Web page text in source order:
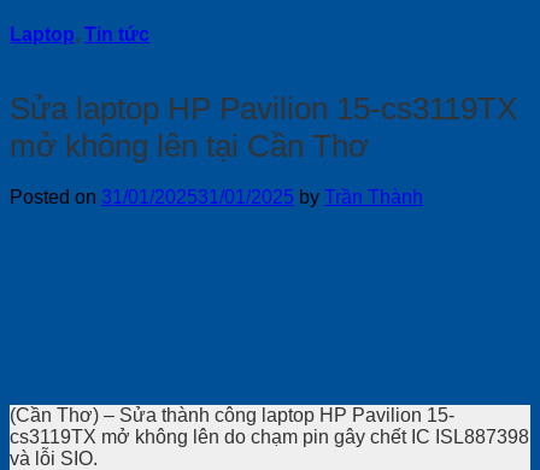
Laptop, Tin tức
Sửa laptop HP Pavilion 15-cs3119TX
mở không lên tại Cần Thơ
Posted on 31/01/202531/01/2025 by Trần Thành
(Cần Thơ) – Sửa thành công laptop HP Pavilion 15-
cs3119TX mở không lên do chạm pin gây chết IC ISL887398
và lỗi SIO.